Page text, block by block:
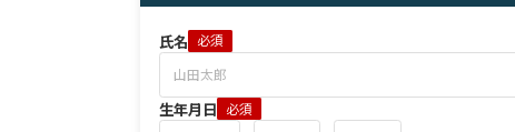
氏名 必須
生年月日 必須